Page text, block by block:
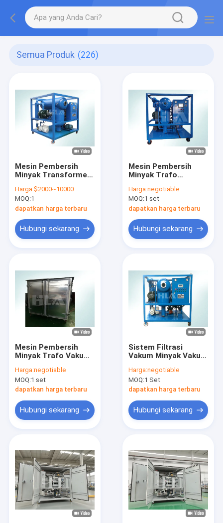
Semua Produk (226)
Mesin Pembersih
Minyak Transformer
Pompa Minyak CYB-1
Harga:$2000~10000
MOQ:1
dapatkan harga terbaru
Hubungi sekarang
Mesin Pembersih
Minyak Trafo
Mesin Sentrifugal
Minyak
Harga:negotiable
MOQ:1 set
dapatkan harga terbaru
Hubungi sekarang
Mesin Pembersih
Minyak Trafo Vakum
Otomatis Menghapus
Partikel
Harga:negotiable
MOQ:1 set
dapatkan harga terbaru
Hubungi sekarang
Sistem Filtrasi
Vakum Minyak Vakum
Mengisolasi
Regenerasi Minyak
Harga:negotiable
MOQ:1 Set
dapatkan harga terbaru
Hubungi sekarang